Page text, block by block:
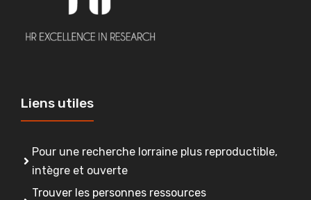
Liens utiles
Pour une recherche lorraine plus reproductible,
intègre et ouverte
Trouver les personnes ressources